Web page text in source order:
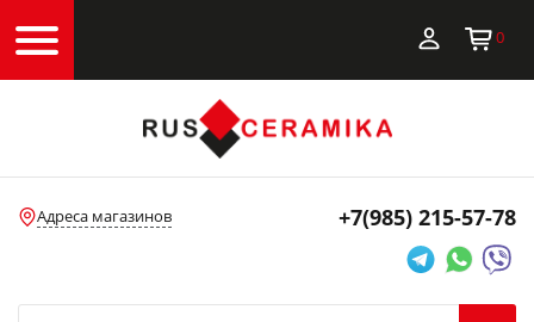
0
Адреса магазинов +7(985) 215-57-78